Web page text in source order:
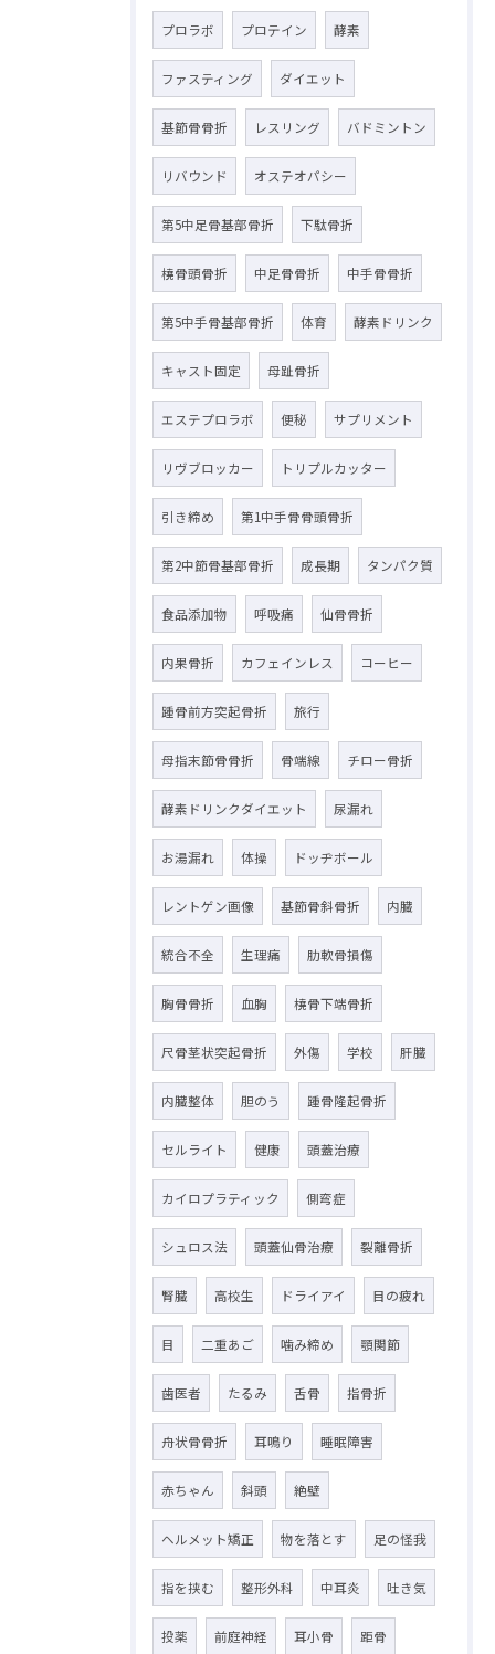
プロラボ プロテイン 酵素
ファスティング ダイエット
基節骨骨折 レスリング バドミントン
リバウンド オステオパシー
第5中足骨基部骨折 下駄骨折
橈骨頭骨折 中足骨骨折 中手骨骨折
第5中手骨基部骨折 体育 酵素ドリンク
キャスト固定 母趾骨折
エステプロラボ 便秘 サプリメント
リヴブロッカー トリプルカッター
引き締め 第1中手骨骨頭骨折
第2中節骨基部骨折 成長期 タンパク質
食品添加物 呼吸痛 仙骨骨折
内果骨折 カフェインレス コーヒー
踵骨前方突起骨折 旅行
母指末節骨骨折 骨端線 チロー骨折
酵素ドリンクダイエット 尿漏れ
お湯漏れ 体操 ドッヂボール
レントゲン画像 基節骨斜骨折 内臓
統合不全 生理痛 肋軟骨損傷
胸骨骨折 血胸 橈骨下端骨折
尺骨茎状突起骨折 外傷 学校 肝臓
内臓整体 胆のう 踵骨隆起骨折
セルライト 健康 頭蓋治療
カイロプラティック 側弯症
シュロス法 頭蓋仙骨治療 裂離骨折
腎臓 高校生 ドライアイ 目の疲れ
目 二重あご 噛み締め 顎関節
歯医者 たるみ 舌骨 指骨折
舟状骨骨折 耳鳴り 睡眠障害
赤ちゃん 斜頭 絶壁
ヘルメット矯正 物を落とす 足の怪我
指を挟む 整形外科 中耳炎 吐き気
投薬 前庭神経 耳小骨 距骨